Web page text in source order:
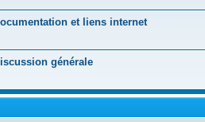
et liens internet
générale